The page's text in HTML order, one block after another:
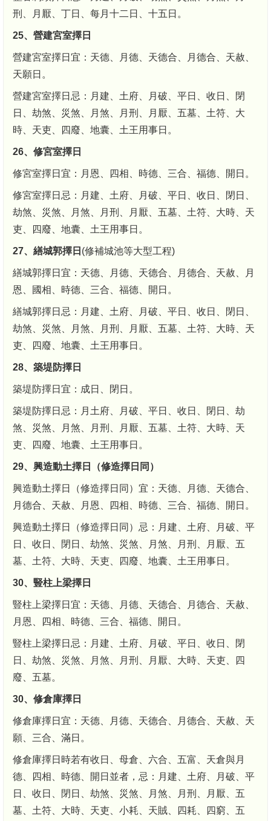
刑、月厭、丁日、每月十二日、十五日。
25、營建宮室擇日
營建宮室擇日宜：天德、月德、天德合、月德合、天赦、
天願日。
營建宮室擇日忌：月建、土府、月破、平日、收日、閉
日、劫煞、災煞、月煞、月刑、月厭、五墓、土符、大
時、天吏、四廢、地囊、土王用事日。
26、修宮室擇日
修宮室擇日宜：月恩、四相、時德、三合、福德、開日。
修宮室擇日忌：月建、土府、月破、平日、收日、閉日、
劫煞、災煞、月煞、月刑、月厭、五墓、土符、大時、天
吏、四廢、地囊、土王用事日。
27、繕城郭擇日 (修補城池等大型工程)
繕城郭擇日宜：天德、月德、天德合、月德合、天赦、月
恩、國相、時德、三合、福德、開日。
繕城郭擇日忌：月建、土府、月破、平日、收日、閉日、
劫煞、災煞、月煞、月刑、月厭、五墓、土符、大時、天
吏、四廢、地囊、土王用事日。
28、築堤防擇日
築堤防擇日宜：成日、閉日。
築堤防擇日忌：月土府、月破、平日、收日、閉日、劫
煞、災煞、月煞、月刑、月厭、五墓、土符、大時、天
吏、四廢、地囊、土王用事日。
29、興造動土擇日（修造擇日同）
興造動土擇日（修造擇日同）宜：天德、月德、天德合、
月德合、天赦、月恩、四相、時德、三合、福德、開日。
興造動土擇日（修造擇日同）忌：月建、土府、月破、平
日、收日、閉日、劫煞、災煞、月煞、月刑、月厭、五
墓、土符、大時、天吏、四廢、地囊、土王用事日。
30、豎柱上梁擇日
豎柱上梁擇日宜：天德、月德、天德合、月德合、天赦、
月恩、四相、時德、三合、福德、開日。
豎柱上梁擇日忌：月建、土府、月破、平日、收日、閉
日、劫煞、災煞、月煞、月刑、月厭、大時、天吏、四
廢、五墓。
30、修倉庫擇日
修倉庫擇日宜：天德、月德、天德合、月德合、天赦、天
願、三合、滿日。
修倉庫擇日時若有收日、母倉、六合、五富、天倉與月
德、四相、時德、開日並者，忌：月建、土府、月破、平
日、收日、閉日、劫煞、災煞、月煞、月刑、月厭、五
墓、土符、大時、天吏、小耗、天賊、四耗、四窮、五